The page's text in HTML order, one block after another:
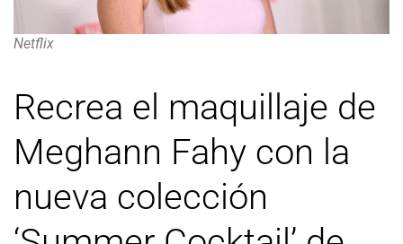
Netflix
Recrea el maquillaje de
Meghann Fahy con la
nueva colección